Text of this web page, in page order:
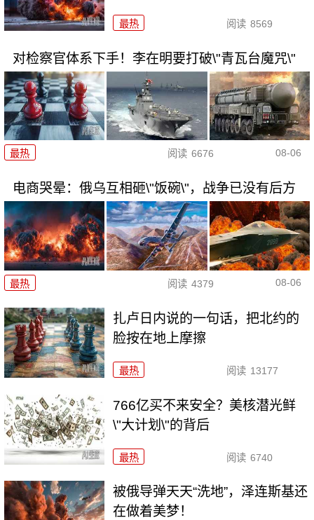
最热 阅读 8569
对检察官体系下手！李在明要打破\"青瓦台魔咒\"
最热 阅读 6676 08-06
电商哭晕：俄乌互相砸\"饭碗\"，战争已没有后方
最热 阅读 4379 08-06
扎卢日内说的一句话，把北约的
脸按在地上摩擦
最热 阅读 13177
766亿买不来安全？美核潜光鲜
\"大计划\"的背后
最热 阅读 6740
被俄导弹天天“洗地”，泽连斯基还
在做着美梦！